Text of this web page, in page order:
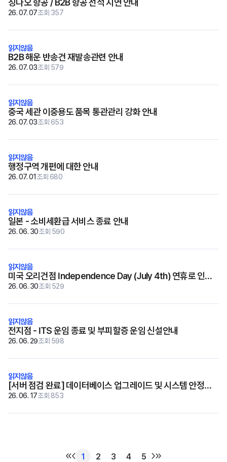
26. 07. 07조회 357
B2B 해운 반송건 재발송관련 안내
26. 07. 03조회 579
중국 세관 이중용도 품목 통관관리 강화 안내
26. 07. 03조회 653
행정구역 개편에 대한 안내
26. 07. 01조회 680
일본 - 소비세환급 서비스 종료 안내
26. 06. 30조회 590
미국 오리건점 Independence Day (July 4th) 연휴로 인한
선적일정 변경안내
26. 06. 30조회 529
전지점 - ITS 운임 종료 및 부피할증 운임 신설안내
26. 06. 29조회 598
[서버 점검 완료] 데이터베이스 업그레이드 및 시스템 안정화
작업
26. 06. 17조회 853
1 2 3 4 5